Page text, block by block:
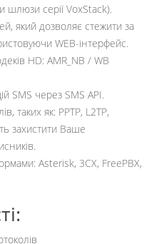
шлюзи серії VoxStack).
який дозволяє стежити за
WEB-інтерфейс.
HD: AMR_NB / WB
SMS через SMS API.
таких як: PPTP, L2TP,
захистити Ваше
Asterisk, 3CX, FreePBX,